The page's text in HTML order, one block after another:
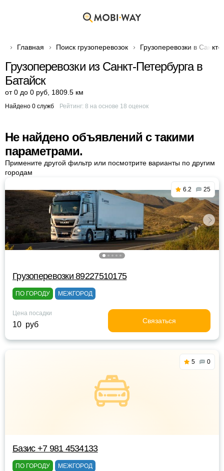
Главная Поиск грузоперевозок Грузоперевозки в Санкт-
Грузоперевозки из Санкт-Петербурга в
Батайск
от 0 до 0 руб 1809.5 км
Найдено 0 служб Рейтинг: 8 на основе 18 оценок
Не найдено объявлений с такими
параметрами.
Примените другой фильтр или посмотрите варианты по другим
городам
6.2 25
Грузоперевозки 89227510175
ПО ГОРОДУ МЕЖГОРОД
Цена посадки
10 руб Связаться
5 0
Базис +7 981 4534133
ПО ГОРОДУ МЕЖГОРОД